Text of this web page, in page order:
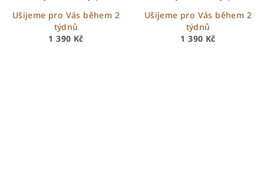
béžová se spícími
medvídci
1 390 Kč
Ušijeme pro Vás během 2
týdnů
bílý beránek + pudrový
velvet se srdíčky
1 390 Kč
Ušijeme pro Vás během 2
týdnů